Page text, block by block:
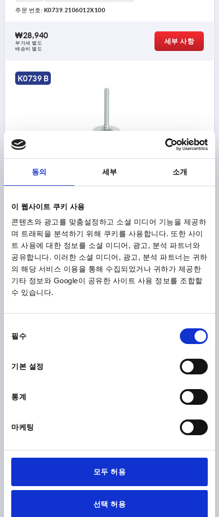
동의 세부 소개
이 웹사이트 쿠키 사용
콘텐츠와 광고를 맞춤설정하고 소셜 미디어 기능을 제공하
며 트래픽을 분석하기 위해 쿠키를 사용합니다. 또한 사이
트 사용에 대한 정보를 소셜 미디어, 광고, 분석 파트너와
공유합니다. 이러한 소셜 미디어, 광고, 분석 파트너는 귀하
의 해당 서비스 이용을 통해 수집되었거나 귀하가 제공한
기타 정보와 Google이 공유한 사이트 사용 정보를 조합할
수 있습니다.
필수
기본 설정
통계
마케팅
모두 허용
선택 허용
주문 번호: K0739.2106012X100
₩28,940
부가세 별도
배송비 별도
세부 사항
K0739 B
스위벨 피트, 타입:B M12X150, D=60, 스틸, 구성 요소:고무
SW=14
부하 MAX. KN (정적 부하)=7
₩31,340
부가세 별도
배송비 별도
세부 사항
K0739 B
스위벨 피트, 타입:B M14X50, D=60, 스틸, 구성 요소:고무
나사 길이=50
H2=32
주문 번호:
₩27,840
K0739 B